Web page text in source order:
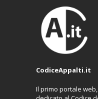
CodiceAppalti.it
Il primo portale